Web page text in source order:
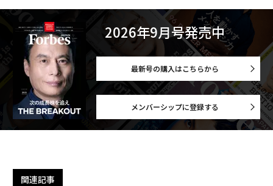
2026年9月号発売中
最新号の購入はこちらから
メンバーシップに登録する
関連記事